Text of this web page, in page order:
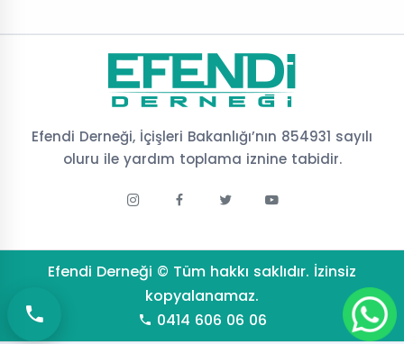
Efendi Derneği, İçişleri Bakanlığı’nın 854931 sayılı
oluru ile yardım toplama iznine tabidir.
Efendi Derneği © Tüm hakkı saklıdır. İzinsiz
kopyalanamaz.
0414 606 06 06